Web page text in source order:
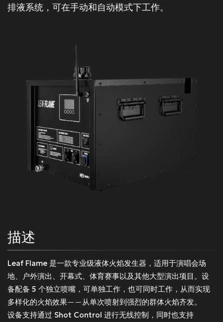
排液系统，可在手动和自动模式下工作。
描述
Leaf Flame 是一款专业级液体火焰发生器，适用于演唱会场
地、户外演出、开幕式、体育赛事以及其他大型演出项目。设
备配备 5 个独立喷嘴 ，可单独工作，也可同时工作，从而实现
多样化的火焰效果——从单次喷射到强烈的群体火焰齐发。
设备支持通过 Shot Control 进行无线控制，同时也支持